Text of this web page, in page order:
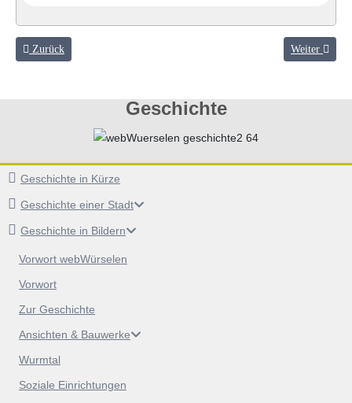
Geschichte
Geschichte in Kürze
Geschichte einer Stadt
Geschichte in Bildern
Vorwort webWürselen
Vorwort
Zur Geschichte
Ansichten & Bauwerke
Wurmtal
Soziale Einrichtungen
Vorheriger Beitrag: Kindergärten, Schulen und soziale Einrichtungen
Zurück Nächster
Weiter